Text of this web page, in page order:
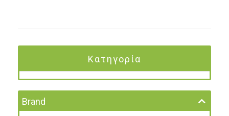
Κατηγορία
Brand